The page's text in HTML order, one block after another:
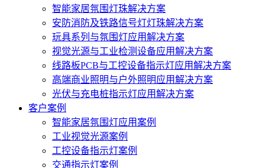
智能家居氛围灯珠解决方案
安防消防及铁路信号灯灯珠解决方案
玩具系列与氛围灯应用解决方案
视觉光源与工业检测设备应用解决方案
线路板PCB与工控设备指示灯应用解决方案
高端商业照明与户外照明应用解决方案
光伏与充电桩指示灯应用解决方案
客户案例
智能家居氛围灯应用案例
工业视觉光源案例
工控设备指示灯案例
交通指示灯案例